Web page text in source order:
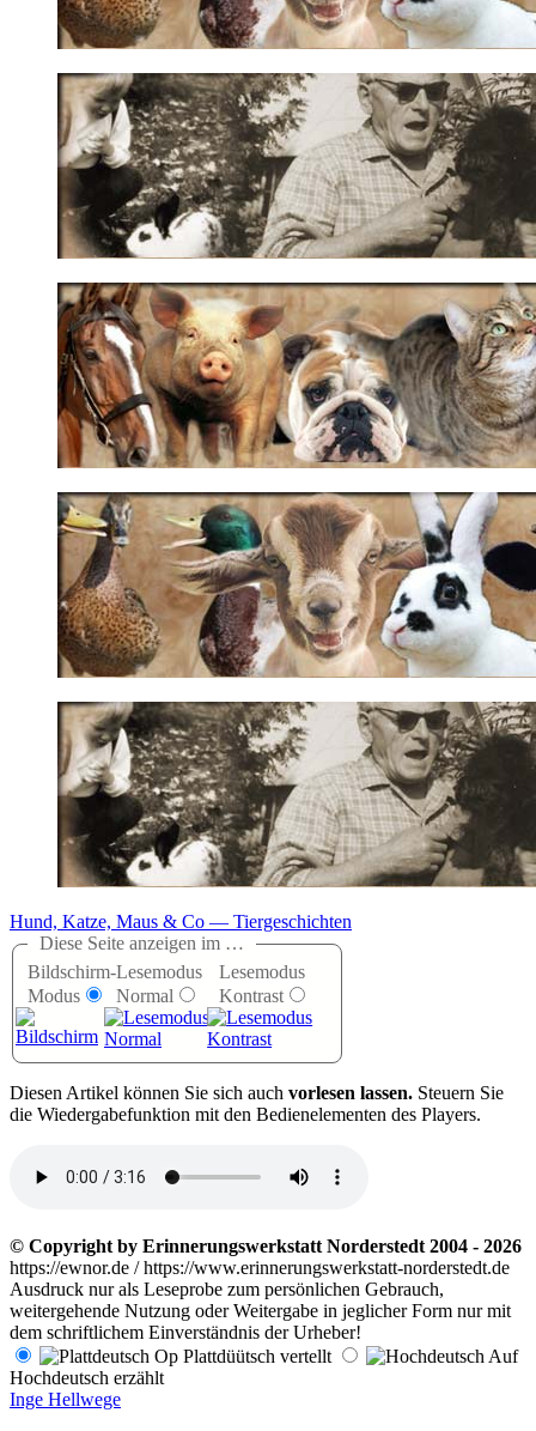
Hund, Katze, Maus & Co — Tiergeschichten
Diese Seite anzeigen im …
Bildschirm-
Modus
Lesemodus
Normal
Lesemodus
Kontrast
Diesen Artikel können Sie sich auch vorlesen lassen. Steuern Sie
die Wiedergabefunktion mit den Bedienelementen des Players.
© Copyright by Erinnerungswerkstatt Norderstedt 2004 - 2026
https://ewnor.de / https://www.erinnerungswerkstatt-norderstedt.de
Ausdruck nur als Leseprobe zum persönlichen Gebrauch,
weitergehende Nutzung oder Weitergabe in jeglicher Form nur mit
dem schriftlichem Einverständnis der Urheber!
Op Plattdüütsch vertellt
Auf
Hochdeutsch erzählt
Inge Hellwege